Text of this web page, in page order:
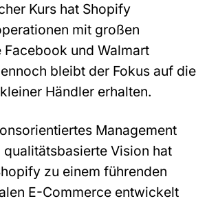
Kurs hat Shopify
mit großen
Facebook und Walmart
bleibt der Fokus auf die
Händler erhalten.
Management
qualitätsbasierte Vision hat
zu einem führenden
E-Commerce entwickelt